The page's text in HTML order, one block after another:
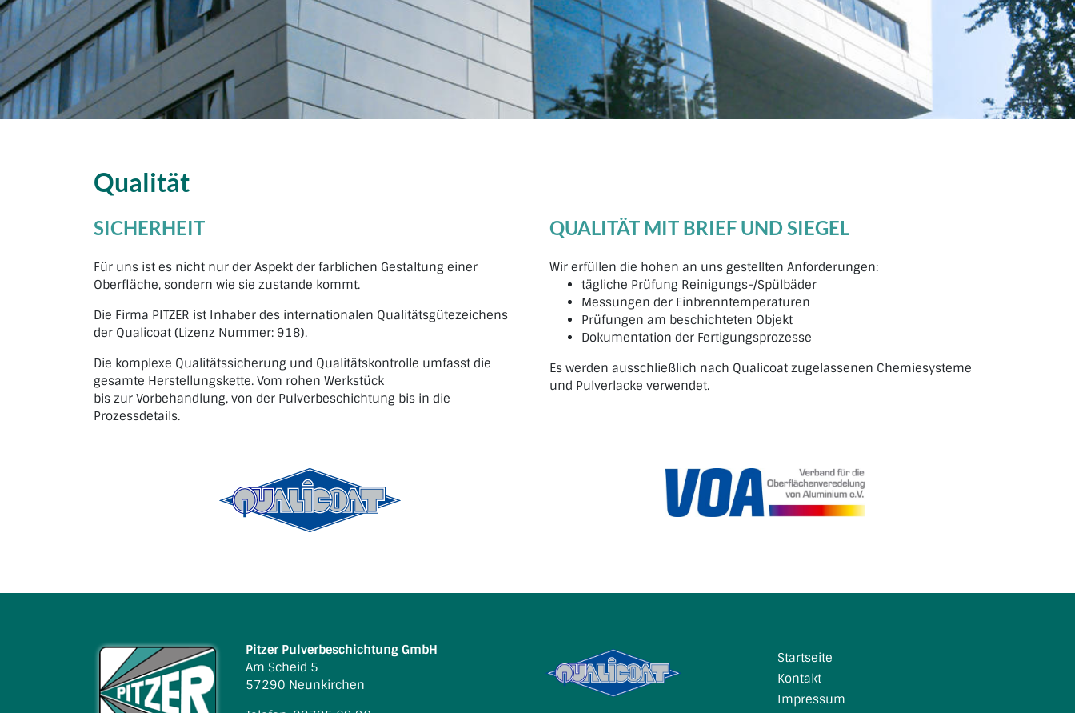
Qualität
SICHERHEIT
Für uns ist es nicht nur der Aspekt der farblichen Gestaltung einer
Oberfläche, sondern wie sie zustande kommt.
Die Firma PITZER ist Inhaber des internationalen Qualitätsgütezeichens
der Qualicoat (Lizenz Nummer: 918).
Die komplexe Qualitätssicherung und Qualitätskontrolle umfasst die
gesamte Herstellungskette. Vom rohen Werkstück
bis zur Vorbehandlung, von der Pulverbeschichtung bis in die
Prozessdetails.
QUALITÄT MIT BRIEF UND SIEGEL
Wir erfüllen die hohen an uns gestellten Anforderungen:
tägliche Prüfung Reinigungs-/Spülbäder
Messungen der Einbrenntemperaturen
Prüfungen am beschichteten Objekt
Dokumentation der Fertigungsprozesse
Es werden ausschließlich nach Qualicoat zugelassenen Chemiesysteme
und Pulverlacke verwendet.
Pitzer Pulverbeschichtung GmbH
Am Scheid 5
57290 Neunkirchen
Startseite
Kontakt
Impressum